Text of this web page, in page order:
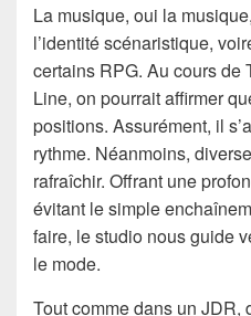
La musique, oui la
l’identité scénaristique,
certains RPG. Au cours de
Line, on pourrait affirmer
positions. Assurément, il
rythme. Néanmoins,
rafraîchir. Offrant une
évitant le simple
faire, le studio nous guide
le mode.
Tout comme dans un JDR,